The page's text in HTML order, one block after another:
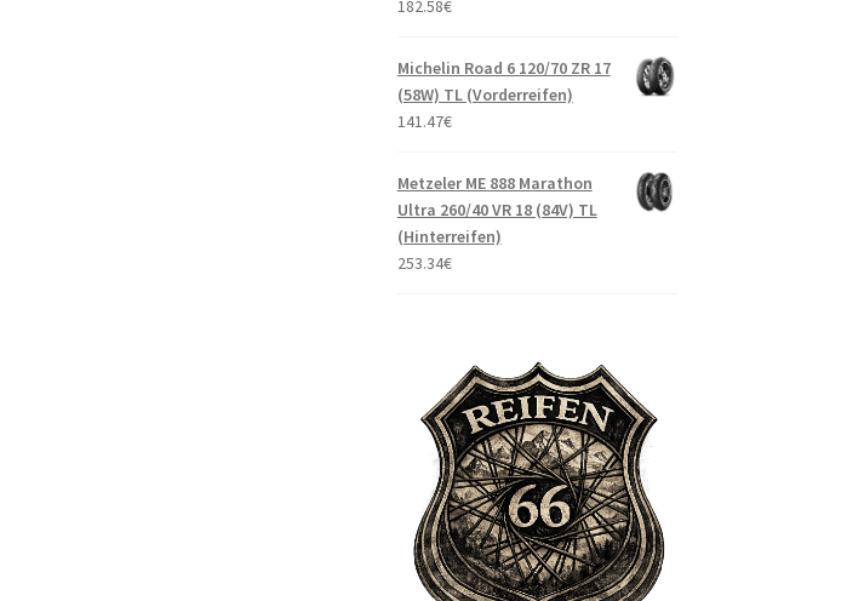
182.58€
Michelin Road 6 120/70 ZR 17
(58W) TL (Vorderreifen)
141.47€
Metzeler ME 888 Marathon
Ultra 260/40 VR 18 (84V) TL
(Hinterreifen)
253.34€